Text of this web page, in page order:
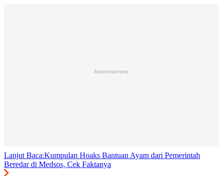
Advertisement
Lanjut Baca:Kumpulan Hoaks Bantuan Ayam dari Pemerintah
Beredar di Medsos, Cek Faktanya